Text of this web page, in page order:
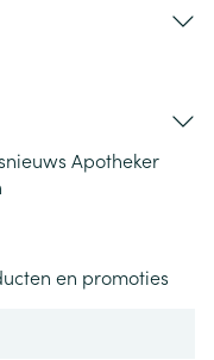
Apotheker
en promoties